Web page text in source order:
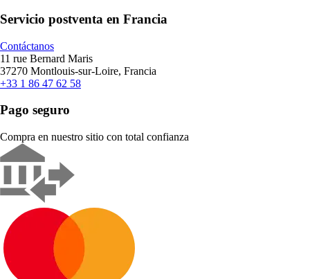
Servicio postventa en Francia
Contáctanos
11 rue Bernard Maris
37270 Montlouis-sur-Loire, Francia
+33 1 86 47 62 58
Pago seguro
Compra en nuestro sitio con total confianza